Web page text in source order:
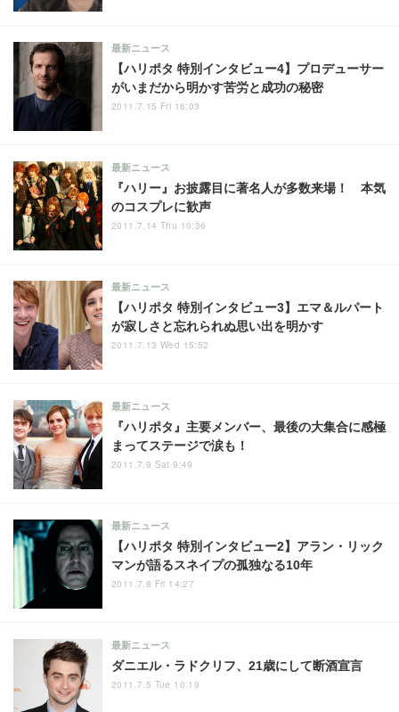
【ハリポタ 特別インタビュー4】プロデューサー
がいまだから明かす苦労と成功の秘密
最新ニュース
2011.7.15 Fri 16:03
『ハリー』お披露目に著名人が多数来場！ 本気
のコスプレに歓声
最新ニュース
2011.7.14 Thu 10:36
【ハリポタ 特別インタビュー3】エマ＆ルパート
が寂しさと忘れられぬ思い出を明かす
最新ニュース
2011.7.13 Wed 15:52
『ハリポタ』主要メンバー、最後の大集合に感極
まってステージで涙も！
最新ニュース
2011.7.9 Sat 9:49
【ハリポタ 特別インタビュー2】アラン・リック
マンが語るスネイプの孤独なる10年
最新ニュース
2011.7.8 Fri 14:27
ダニエル・ラドクリフ、21歳にして断酒宣言
最新ニュース
2011.7.5 Tue 10:19